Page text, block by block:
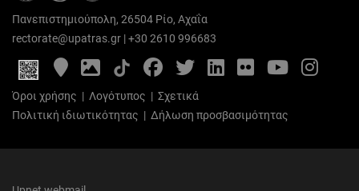
Πανεπιστημιούπολη, 26504 Ρίο, Αχαΐα
rectorate@upatras.gr |+30 2610 996683
Google
Maps
Photo
Gallery
FacebookTwitterLinkedIn
FlickrYouTube
Όροι χρήσης | Λογότυπος | Σχετικά
Πολιτική ιδιωτικότητας | Δήλωση προσβασιμότητας